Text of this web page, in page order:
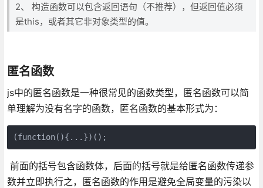
2、 构造函数可以包含返回语句（不推荐），但返回值必须
是this，或者其它非对象类型的值。
匿名函数
js中的匿名函数是一种很常见的函数类型，匿名函数可以简
单理解为没有名字的函数，匿名函数的基本形式为：
(function(){...})();
前面的括号包含函数体，后面的括号就是给匿名函数传递参
数并立即执行之，匿名函数的作用是避免全局变量的污染以